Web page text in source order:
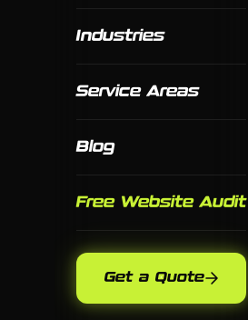
Industries
Service Areas
Blog
Free Website Audit
Get a Quote